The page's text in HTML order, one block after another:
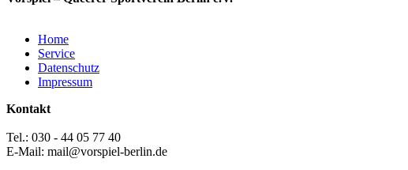
Home
Service
Datenschutz
Impressum
Kontakt
Tel.: 030 - 44 05 77 40
E-Mail: mail@vorspiel-berlin.de